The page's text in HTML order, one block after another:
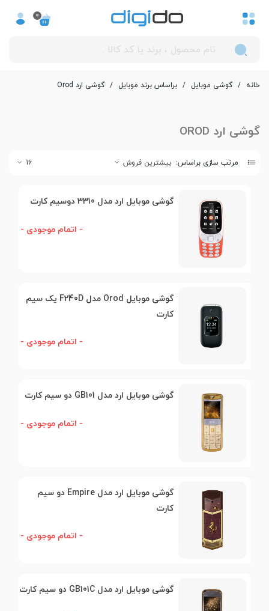
0
خانه / گوشی موبایل / بر‌اساس برند موبایل / گوشی ارد Orod
گوشی ارد OROD
مرتب سازی براساس: بیشترین فروش 16
گوشی موبایل ارد مدل 3310 دوسیم کارت
- اتمام موجودی -
گوشی موبایل Orod مدل F240D یک سیم
کارت
- اتمام موجودی -
گوشی موبایل ارد مدل GB101 دو سیم کارت
- اتمام موجودی -
گوشی موبایل ارد مدل Empire دو سیم
کارت
- اتمام موجودی -
گوشی موبایل ارد مدل GB101C دو سیم کارت